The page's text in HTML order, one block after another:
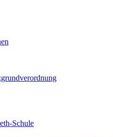
Schule